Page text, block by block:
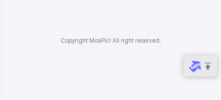
Copyright MoaPic! All right reserved.